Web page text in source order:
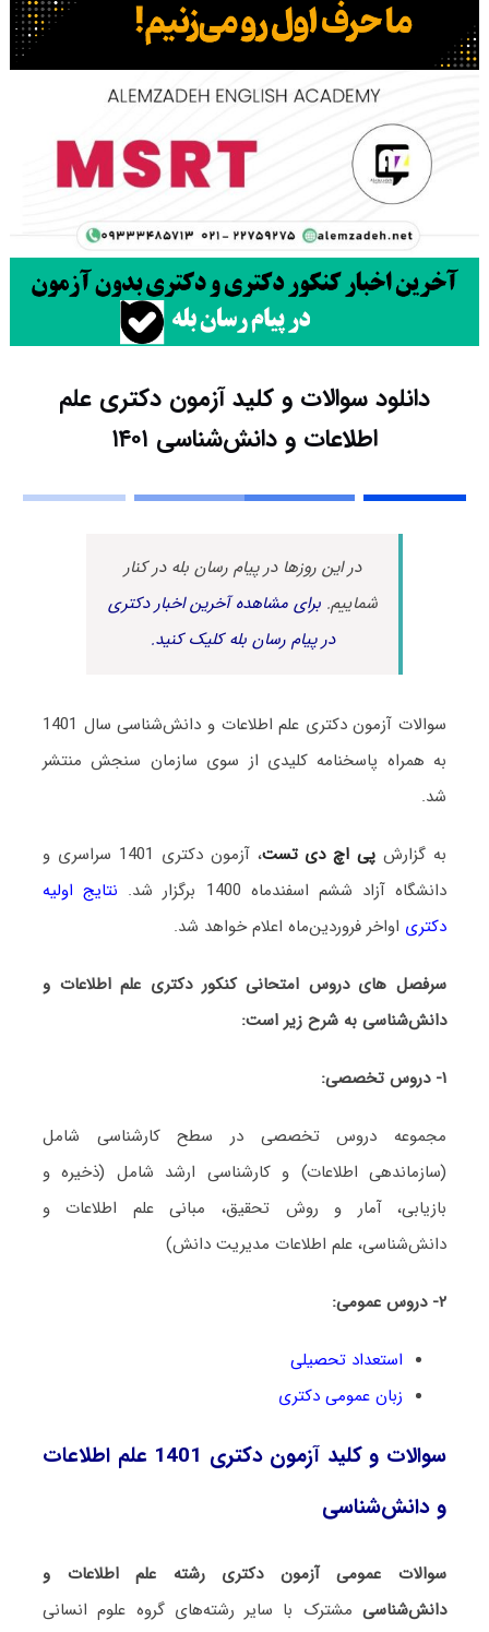
دانلود سوالات و کلید آزمون دکتری علم
اطلاعات و دانش‌شناسی ۱۴۰۱
در این روزها در پیام رسان بله در کنار
شماییم.برای مشاهده آخرین اخبار دکتری
در پیام رسان بله کلیک کنید.
سوالات آزمون دکتری علم اطلاعات و دانش‌شناسی سال 1401
به همراه پاسخنامه کلیدی از سوی سازمان سنجش منتشر
شد.
به گزارشپی اچ دی تست
، آزمون دکتری 1401 سراسری و
دانشگاه آزاد ششم اسفندماه 1400 برگزار شد.
نتایج اولیه
دکتری اواخر فروردین‌ماه اعلام خواهد شد.
سرفصل های دروس امتحانی کنکور دکتری علم اطلاعات و
دانش‌شناسی به شرح زیر است:
۱- دروس تخصصی:
مجموعه دروس تخصصی در سطح کارشناسی شامل
(سازماندهی اطلاعات) و کارشناسی ارشد شامل (ذخیره و
بازیابی، آمار و روش تحقیق، مبانی علم اطلاعات و
دانش‌شناسی، علم اطلاعات مدیریت دانش)
۲- دروس عمومی:
استعداد تحصیلی
زبان عمومی دکتری
سوالات و کلید آزمون دکتری 1401 علم اطلاعات
و دانش‌شناسی
سوالات عمومی آزمون دکتری رشته علم اطلاعات و
دانش‌شناسیمشترک با سایر رشته‌های گروه علوم انسانی